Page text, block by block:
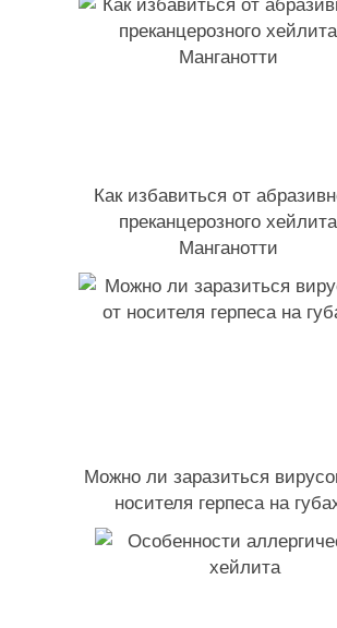
Как избавиться от
преканцерозного хейлита
Манганотти
Можно ли заразиться
носителя герпеса на